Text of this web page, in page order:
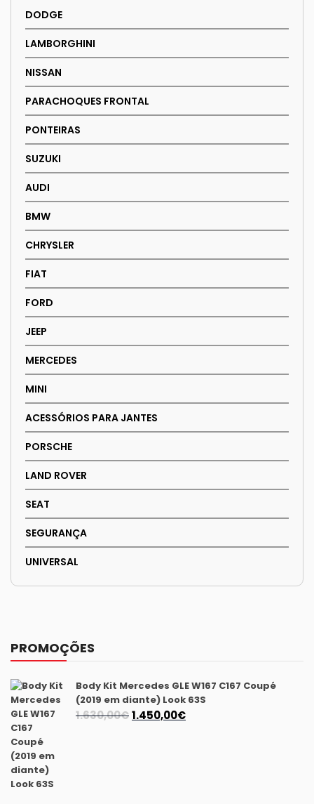
DODGE
LAMBORGHINI
NISSAN
PARACHOQUES FRONTAL
PONTEIRAS
SUZUKI
AUDI
BMW
CHRYSLER
FIAT
FORD
JEEP
MERCEDES
MINI
ACESSÓRIOS PARA JANTES
PORSCHE
LAND ROVER
SEAT
SEGURANÇA
UNIVERSAL
PROMOÇÕES
Body Kit Mercedes GLE W167 C167 Coupé
(2019 em diante) Look 63S
1.630,00€O
1.450,00€O